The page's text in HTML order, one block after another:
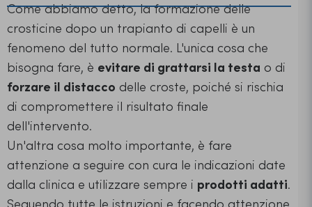
Come abbiamo detto, la formazione delle
crosticine dopo un trapianto di capelli è un
fenomeno del tutto normale. L'unica cosa che
bisogna fare, è evitare di grattarsi la testa o di
forzare il distacco delle croste, poiché si rischia
di compromettere il risultato finale
dell'intervento.
Un'altra cosa molto importante, è fare
attenzione a seguire con cura le indicazioni date
dalla clinica e utilizzare sempre i prodotti adatti.
Seguendo tutte le istruzioni e facendo attenzione